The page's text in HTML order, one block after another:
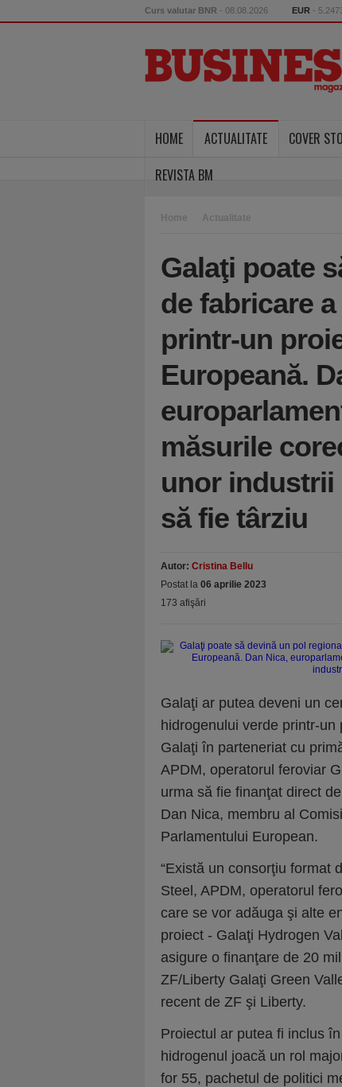
Curs valutar BNR - 08.08.2026 EUR -
HOME ACTUALITATE COVER
REVISTA BM
Home Actualitate
Galaţi poate
de fabricare
printr-un
Europeană.
măsurile
unor industrii
să fie târziu
Autor: Cristina Bellu
Postat la 06 aprilie 2023
173 afişări
Galaţi ar putea deveni un
hidrogenului verde printr-
Galaţi în parteneriat cu
APDM, operatorul feroviar
urma să fie finanţat direct
Dan Nica, membru al
Parlamentului European.
“Există un consorţiu format
Steel, APDM, operatorul
care se vor adăuga şi alte
proiect - Galaţi Hydrogen
asigure o finanţare de 20
ZF/Liberty Galaţi Green
recent de ZF şi Liberty.
Proiectul ar putea fi inclus
hidrogenul joacă un rol
for 55, pachetul de politici